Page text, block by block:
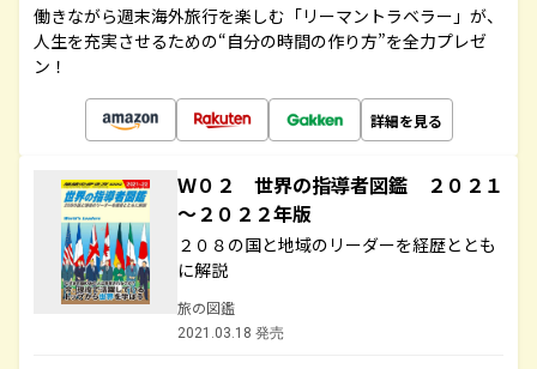
働きながら週末海外旅行を楽しむ「リーマントラベラー」が、
人生を充実させるための“自分の時間の作り方”を全力プレゼ
ン！
詳細を見る
Ｗ０２ 世界の指導者図鑑 ２０２１
～２０２２年版
２０８の国と地域のリーダーを経歴ととも
に解説
旅の図鑑
2021.03.18 発売